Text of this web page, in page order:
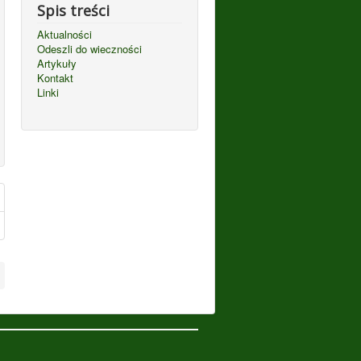
Spis treści
Aktualności
Odeszli do wieczności
Artykuły
Kontakt
Linki